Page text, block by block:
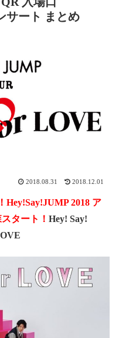
サート まとめ
2018.08.31 2018.12.01
Hey!Say!JUMP 2018 ア
タート！ Hey! Say!